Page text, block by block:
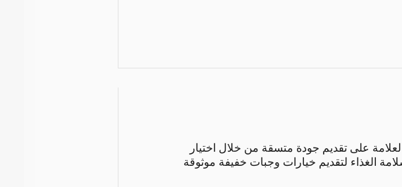
على تقديم جودة متسقة من خلال اختيار
الغذاء لتقديم خيارات وجبات خفيفة موثوقة